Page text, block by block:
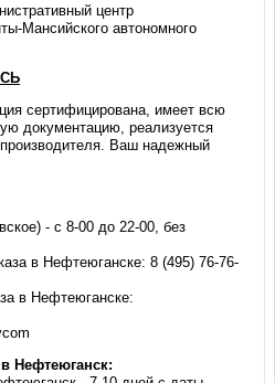
центр
Мансийского автономного
сертифицирована, имеет всю
документацию, реализуется
Ваш надежный
- с 8-00 до 22-00, без
в Нефтеюганске: 8 (495) 76-76-
в Нефтеюганске:
Нефтеюганск: